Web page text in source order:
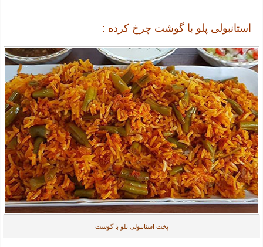
استانبولی پلو با گوشت چرخ کرده :
پخت استانبولی پلو با گوشت